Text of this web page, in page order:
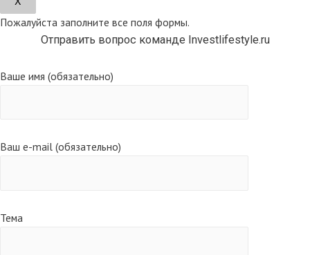
Пожалуйста заполните все поля формы.
Отправить вопрос команде Investlifestyle.ru
Ваше имя (обязательно)
Ваш e-mail (обязательно)
Тема